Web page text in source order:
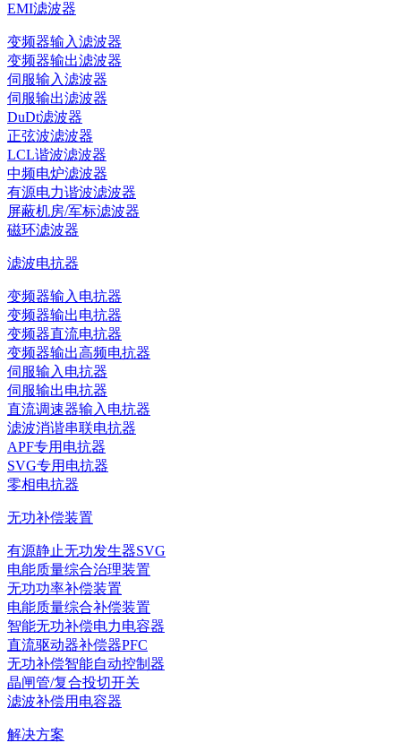
EMI滤波器
变频器输入滤波器
变频器输出滤波器
伺服输入滤波器
伺服输出滤波器
DuDt滤波器
正弦波滤波器
LCL谐波滤波器
中频电炉滤波器
有源电力谐波滤波器
屏蔽机房/军标滤波器
磁环滤波器
滤波电抗器
变频器输入电抗器
变频器输出电抗器
变频器直流电抗器
变频器输出高频电抗器
伺服输入电抗器
伺服输出电抗器
直流调速器输入电抗器
滤波消谐串联电抗器
APF专用电抗器
SVG专用电抗器
零相电抗器
无功补偿装置
有源静止无功发生器SVG
电能质量综合治理装置
无功功率补偿装置
电能质量综合补偿装置
智能无功补偿电力电容器
直流驱动器补偿器PFC
无功补偿智能自动控制器
晶闸管/复合投切开关
滤波补偿用电容器
解决方案